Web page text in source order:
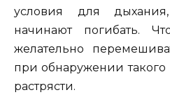
условия для
начинают погибать.
желательно
при обнаружении такого
растрясти.